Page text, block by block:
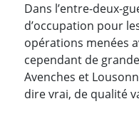
Dans l’entre-deux-
d’occupation pour
opérations menées
cependant de
Avenches et
dire vrai, de qualité